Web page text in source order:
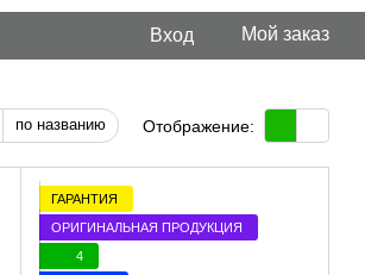
Вход Мой заказ
по названию Отображение:
ГАРАНТИЯ
ОРИГИНАЛЬНАЯ ПРОДУКЦИЯ
4